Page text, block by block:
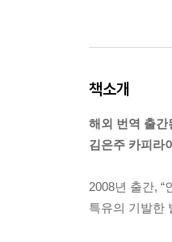
책소개
해외 번역 출
김은주 카피라
2008년 출간,
특유의 기발한